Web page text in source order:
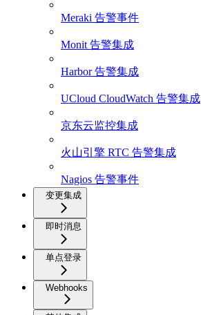
Meraki 告警事件
Monit 告警集成
Harbor 告警集成
UCloud CloudWatch 告警集成
京东云监控集成
火山引擎 RTC 告警集成
Nagios 告警事件
变更集成
即时消息
单点登录
Webhooks